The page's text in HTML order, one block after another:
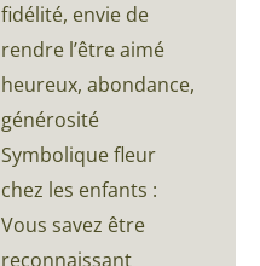
fidélité, envie de
rendre l’être aimé
heureux, abondance,
générosité
Symbolique fleur
chez les enfants :
Vous savez être
reconnaissant